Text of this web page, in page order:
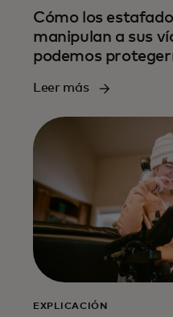
Cómo los
manipulan a sus
podemos
Leer más
EXPLICACIÓN